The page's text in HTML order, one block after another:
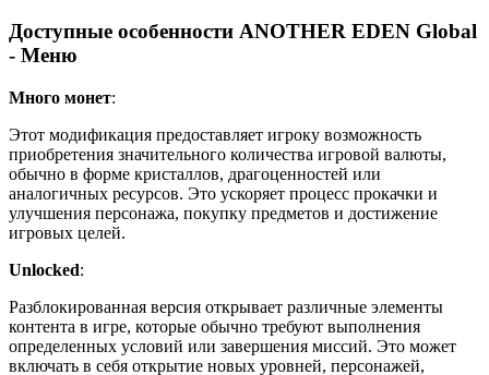
Доступные особенности ANOTHER EDEN Global
- Меню
Много монет:
Этот модификация предоставляет игроку возможность
приобретения значительного количества игровой валюты,
обычно в форме кристаллов, драгоценностей или
аналогичных ресурсов. Это ускоряет процесс прокачки и
улучшения персонажа, покупку предметов и достижение
игровых целей.
Unlocked:
Разблокированная версия открывает различные элементы
контента в игре, которые обычно требуют выполнения
определенных условий или завершения миссий. Это может
включать в себя открытие новых уровней, персонажей,